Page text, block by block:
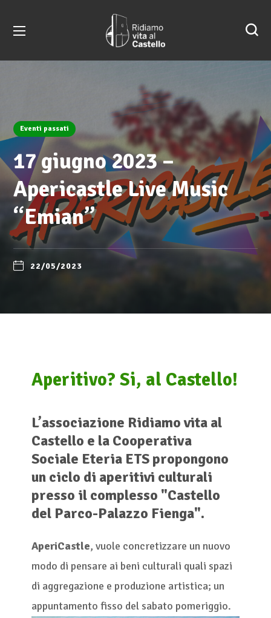
Eventi passati
17 giugno 2023 –
Apericastle Live Music
“Emian”
22/05/2023
Aperitivo? Si, al Castello!
L’associazione Ridiamo vita al
Castello e la Cooperativa
Sociale Eteria ETS propongono
un ciclo di aperitivi culturali
presso il complesso "Castello
del Parco-Palazzo Fienga".
AperiCastle, vuole concretizzare un nuovo
modo di pensare ai beni culturali quali spazi
di aggregazione e produzione artistica; un
appuntamento fisso del sabato pomeriggio.